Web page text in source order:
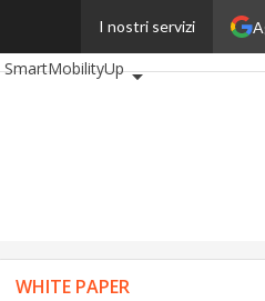
I nostri servizi
BankingUp
SmartMobilityUp
WHITE PAPER